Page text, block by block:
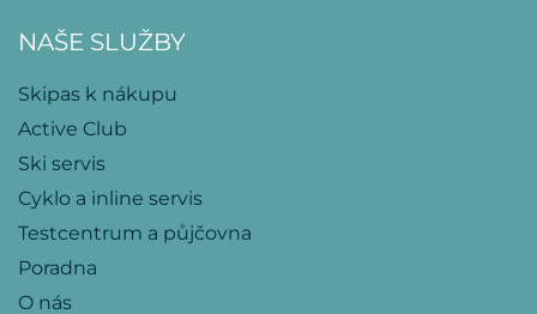
NAŠE SLUŽBY
Skipas k nákupu
Active Club
Ski servis
Cyklo a inline servis
Testcentrum a půjčovna
Poradna
O nás